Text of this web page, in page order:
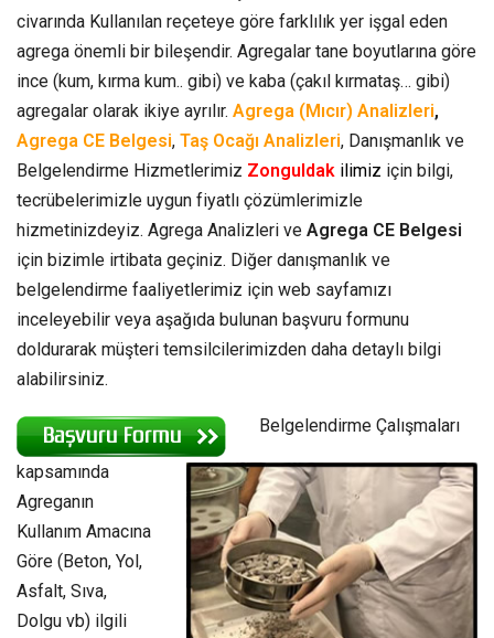
civarında Kullanılan reçeteye göre farklılık yer işgal eden
agrega önemli bir bileşendir. Agregalar tane boyutlarına göre
ince (kum, kırma kum.. gibi) ve kaba (çakıl kırmataş… gibi)
agregalar olarak ikiye ayrılır. Agrega (Mıcır) Analizleri,
Agrega CE Belgesi, Taş Ocağı Analizleri, Danışmanlık ve
Belgelendirme Hizmetlerimiz Zonguldak ilimiz için bilgi,
tecrübelerimizle uygun fiyatlı çözümlerimizle
hizmetinizdeyiz. Agrega Analizleri ve Agrega CE Belgesi
için bizimle irtibata geçiniz. Diğer danışmanlık ve
belgelendirme faaliyetlerimiz için web sayfamızı
inceleyebilir veya aşağıda bulunan başvuru formunu
doldurarak müşteri temsilcilerimizden daha detaylı bilgi
alabilirsiniz.
Belgelendirme Çalışmaları
kapsamında
Agreganın
Kullanım Amacına
Göre (Beton, Yol,
Asfalt, Sıva,
Dolgu vb) ilgili